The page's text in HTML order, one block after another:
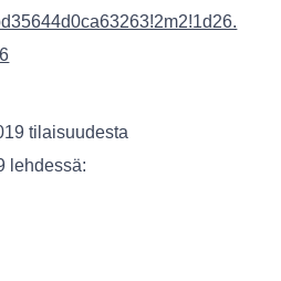
tilaisuudesta
lehdessä: